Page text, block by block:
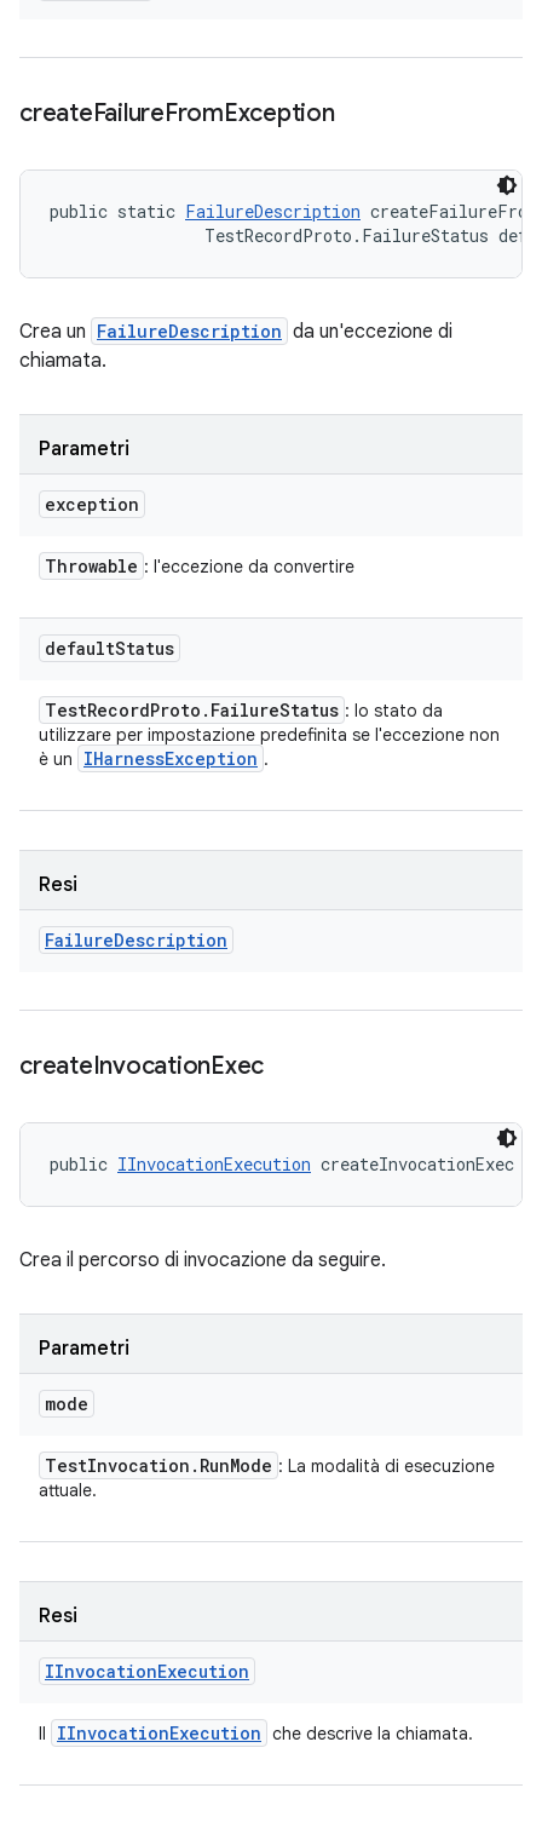
createFailureFromException
public static FailureDescription
TestRecordProto.FailureStatus
Crea un FailureDescription da un'eccezione di
chiamata.
Parametri
exception
Throwable : l'eccezione da convertire
defaultStatus
TestRecordProto . FailureStatus : lo stato da
utilizzare per impostazione predefinita se l'eccezione non
è un
IHarnessException .
Resi
FailureDescription
createInvocationExec
public IInvocationExecution createInvocationExec (
Crea il percorso di invocazione da seguire.
Parametri
mode
TestInvocation . RunMode : La modalità di esecuzione
attuale.
Resi
IInvocationExecution
Il IInvocationExecution che descrive la chiamata.